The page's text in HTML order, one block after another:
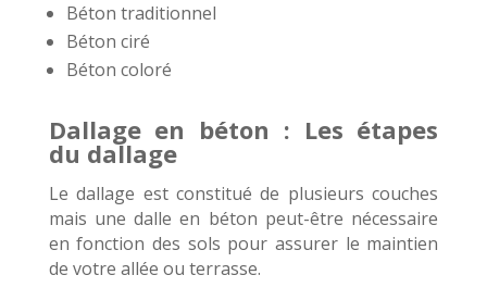
Béton traditionnel
Béton ciré
Béton coloré
Dallage en béton : Les étapes
du dallage
Le dallage est constitué de plusieurs couches
mais une dalle en béton peut-être nécessaire
en fonction des sols pour assurer le maintien
de votre allée ou terrasse.